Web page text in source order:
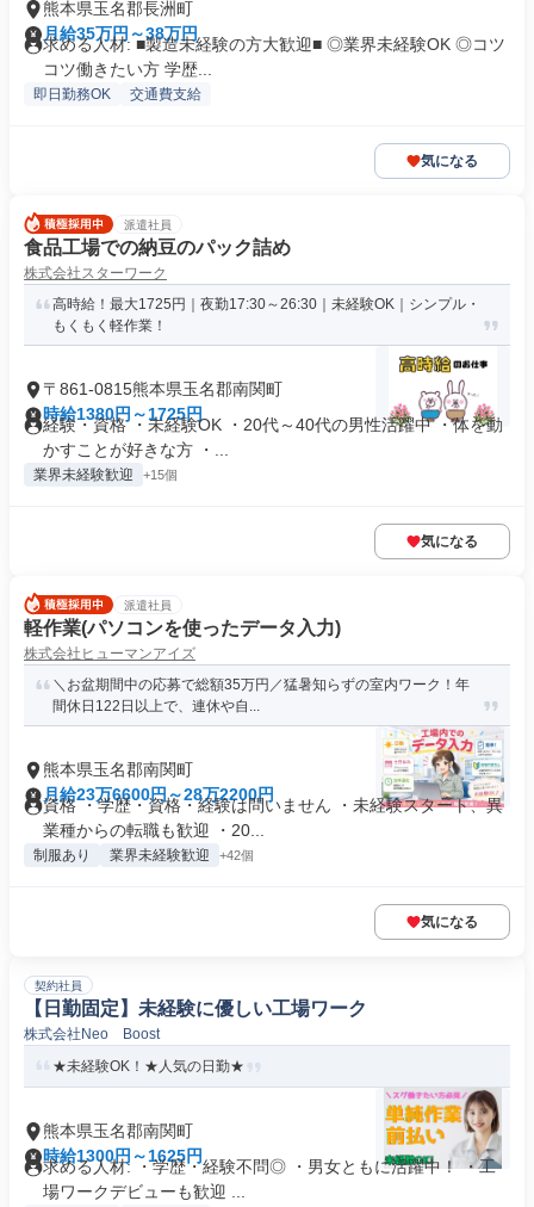
熊本県玉名郡長洲町
月給35万円～38万円
求める人材: ■製造未経験の方大歓迎■ ◎業界未経験OK ◎コツ
コツ働きたい方 学歴...
即日勤務OK 交通費支給
気になる
派遣社員
食品工場での納豆のパック詰め
株式会社スターワーク
高時給！最大1725円｜夜勤17:30～26:30｜未経験OK｜シンプル・
もくもく軽作業！
〒861-0815熊本県玉名郡南関町
時給1380円～1725円
経験・資格 ・未経験OK ・20代～40代の男性活躍中 ・体を動
かすことが好きな方 ・...
業界未経験歓迎 +15個
気になる
派遣社員
軽作業(パソコンを使ったデータ入力)
株式会社ヒューマンアイズ
＼お盆期間中の応募で総額35万円／猛暑知らずの室内ワーク！年
間休日122日以上で、連休や自...
熊本県玉名郡南関町
月給23万6600円～28万2200円
資格 ・学歴・資格・経験は問いません ・未経験スタート、異
業種からの転職も歓迎 ・20...
制服あり 業界未経験歓迎 +42個
気になる
契約社員
【日勤固定】未経験に優しい工場ワーク
株式会社Neo Boost
★未経験OK！★人気の日勤★
熊本県玉名郡南関町
時給1300円～1625円
求める人材: ・学歴・経験不問◎ ・男女ともに活躍中！ ・工
場ワークデビューも歓迎 ...